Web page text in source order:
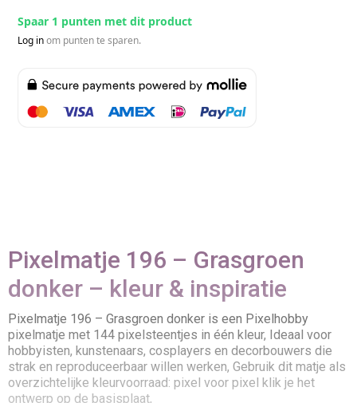
Spaar 1 punten met dit product
Log inom punten te sparen.
Pixelmatje 196 – Grasgroen
donker – kleur & inspiratie
Pixelmatje 196 – Grasgroen donker is een Pixelhobby
pixelmatje met 144 pixelsteentjes in één kleur, Ideaal voor
hobbyisten, kunstenaars, cosplayers en decorbouwers die
strak en reproduceerbaar willen werken, Gebruik dit matje als
overzichtelijke kleurvoorraad: pixel voor pixel klik je het
ontwerp op de basisplaat,